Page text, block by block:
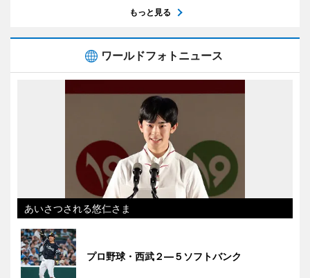
もっと見る
ワールドフォトニュース
あいさつされる悠仁さま
プロ野球・西武２―５ソフトバンク